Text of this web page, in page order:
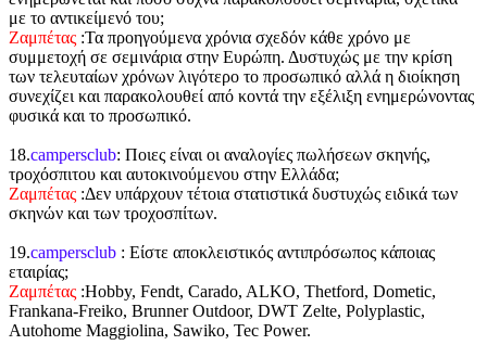
με το αντικείμενό του;
Ζαμπέτας :Τα προηγούμενα χρόνια σχεδόν κάθε χρόνο με
συμμετοχή σε σεμινάρια στην Ευρώπη. Δυστυχώς με την κρίση
των τελευταίων χρόνων λιγότερο το προσωπικό αλλά η διοίκηση
συνεχίζει και παρακολουθεί από κοντά την εξέλιξη ενημερώνοντας
φυσικά και το προσωπικό.
18.campersclub: Ποιες είναι οι αναλογίες πωλήσεων σκηνής,
τροχόσπιτου και αυτοκινούμενου στην Ελλάδα;
Ζαμπέτας :Δεν υπάρχουν τέτοια στατιστικά δυστυχώς ειδικά των
σκηνών και των τροχοσπίτων.
19.campersclub : Είστε αποκλειστικός αντιπρόσωπος κάποιας
εταιρίας;
Ζαμπέτας :Hobby, Fendt, Carado, ALKO, Thetford, Dometic,
Frankana-Freiko, Brunner Outdoor, DWT Zelte, Polyplastic,
Autohome Maggiolina, Sawiko, Tec Power.